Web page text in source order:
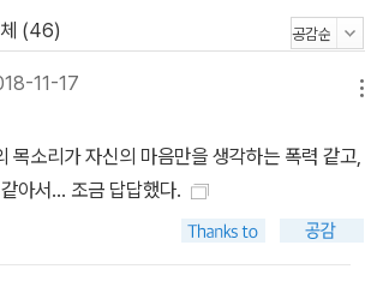
(46)
11-17
목소리가 자신의 마음만을 생각하는 폭력 같고,
아서... 조금 답답했다.